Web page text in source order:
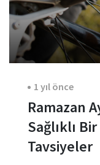
1 yıl önce
Ramazan
Sağlıklı
Tavsiyeler